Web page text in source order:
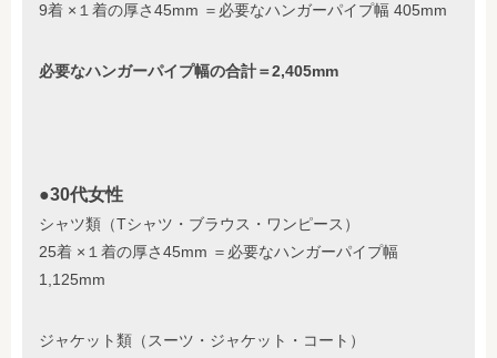
9着 ×１着の厚さ45mm ＝必要なハンガーパイプ幅 405mm
必要なハンガーパイプ幅の合計＝2,405mm
●30代女性
シャツ類（Tシャツ・ブラウス・ワンピース）
25着 ×１着の厚さ45mm ＝必要なハンガーパイプ幅
1,125mm
ジャケット類（スーツ・ジャケット・コート）